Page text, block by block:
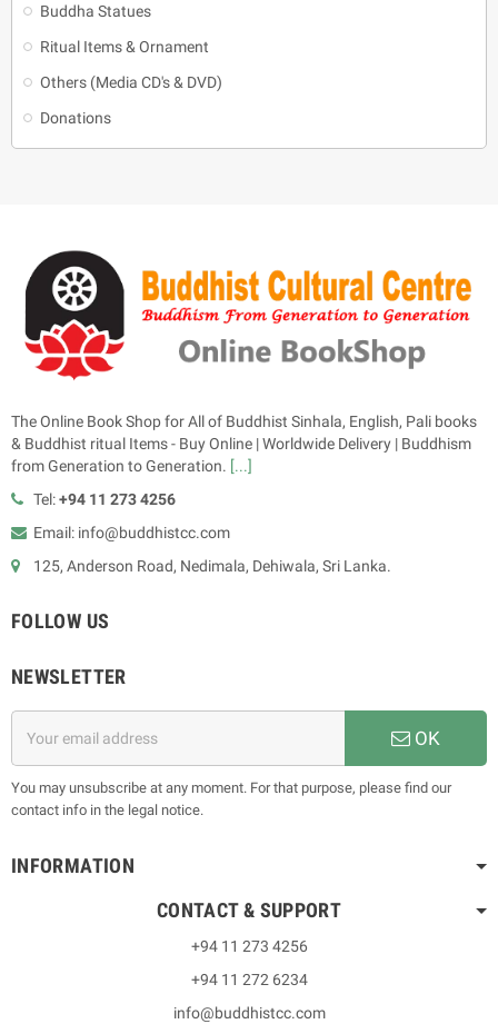
Buddha Statues
Ritual Items & Ornament
Others (Media CD's & DVD)
Donations
The Online Book Shop for All of Buddhist Sinhala, English, Pali books
& Buddhist ritual Items - Buy Online | Worldwide Delivery | Buddhism
from Generation to Generation. [...]
Tel:+94 11 273 4256
Email: info@buddhistcc.com
125, Anderson Road, Nedimala, Dehiwala, Sri Lanka.
FOLLOW US
NEWSLETTER
OK
You may unsubscribe at any moment. For that purpose, please find our
contact info in the legal notice.
INFORMATION
CONTACT & SUPPORT
+94 11 273 4256
+94 11 272 6234
info@buddhistcc.com